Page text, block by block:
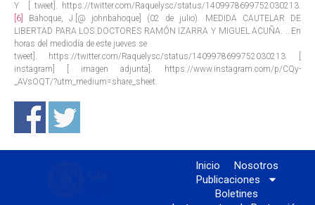
Y [ tweet]. https://twitter.com/Raquelysc/status/1409978699752030213.
[6]
Bahoque, J.[@ johnbahoque] (02 de julio). MEDIDA CAUTELAR DE
LIBERTAD PARA LOS DOCTORES RAMÓN IZARRA Y MIGUEL ACUÑA. …En
horas del mediodía de este jueves se
tweet]. https://twitter.com/Raquelysc/status/1409978699752030213. [
instagram] [ imagen adjunta]. https://www.instagram.com/p/CQy-
_AVsOQT/?utm_medium=share_sheet.
Inicio
Nosotros
Publicaciones
Boletines